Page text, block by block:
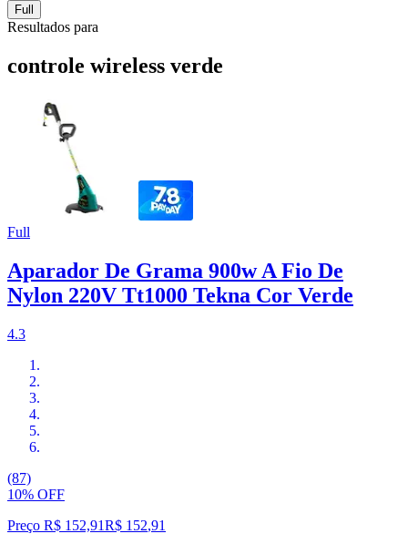
Full
Resultados para
controle wireless verde
Full
Aparador De Grama 900w A Fio De
Nylon 220V Tt1000 Tekna Cor Verde
4.3
(87)
10% OFF
Preço R$ 152,91R$ 152,91